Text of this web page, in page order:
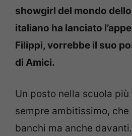
showgirl del mondo
italiano ha lanciato
Filippi, vorrebbe il suo
di Amici.
Un posto nella scuola più
sempre ambitissimo, che
banchi ma anche